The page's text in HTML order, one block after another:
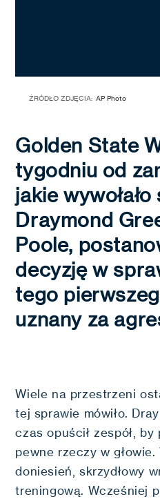
ŹRÓDŁO ZDJĘCIA: AP Photo
Golden State
tygodniu od
jakie
Draymond
Poole,
decyzję w
tego
uznany za
Wiele na przestrzeni
tej sprawie mówiło.
czas opuścił zespół, by
pewne rzeczy w
doniesień, skrzydłowy
treningową. Wcześniej